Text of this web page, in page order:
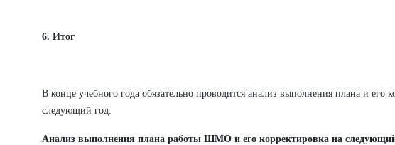
6. Итог
В конце учебного года обязательно проводится анализ выполнения плана и его
следующий год.
Анализ выполнения плана работы ШМО и его корректировка на